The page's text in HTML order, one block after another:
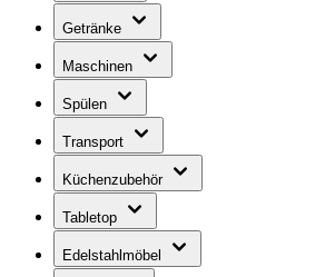
Getränke
Maschinen
Spülen
Transport
Küchenzubehör
Tabletop
Edelstahlmöbel